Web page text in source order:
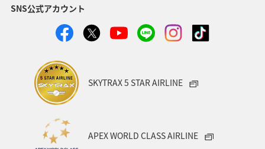
ホーチミン
自然・植物 趣味 オセアニア
クリスマス
SNS公式アカウント
SKYTRAX 5 STAR AIRLINE
APEX WORLD CLASS AIRLINE